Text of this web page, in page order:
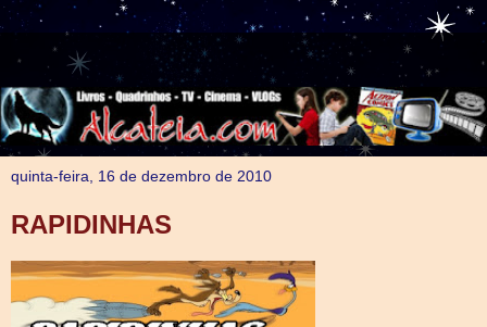
quinta-feira, 16 de dezembro de 2010
RAPIDINHAS